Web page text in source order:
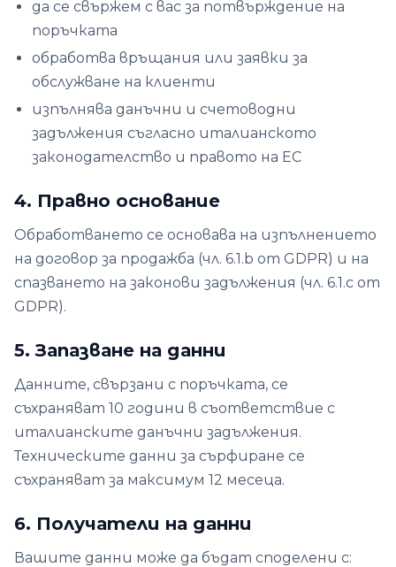
да се свържем с вас за потвърждение на
поръчката
обработва връщания или заявки за
обслужване на клиенти
изпълнява данъчни и счетоводни
задължения съгласно италианското
законодателство и правото на ЕС
4. Правно основание
Обработването се основава на изпълнението
на договор за продажба (чл. 6.1.b от GDPR) и на
спазването на законови задължения (чл. 6.1.c от
GDPR).
5. Запазване на данни
Данните, свързани с поръчката, се
съхраняват 10 години в съответствие с
италианските данъчни задължения.
Техническите данни за сърфиране се
съхраняват за максимум 12 месеца.
6. Получатели на данни
Вашите данни може да бъдат споделени с: